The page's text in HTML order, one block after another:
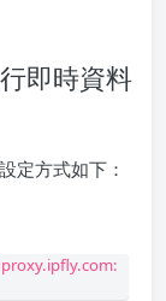
即時資料
定方式如下：